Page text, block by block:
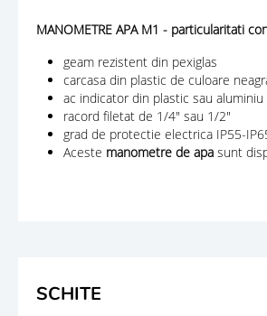
MANOMETRE APA M1 - particularitati
geam rezistent din pexiglas
carcasa din plastic de culoare
ac indicator din plastic sau aluminiu
racord filetat de 1/4" sau 1/2"
grad de protectie electrica IP55-
Aceste manometre de apa sunt
SCHITE